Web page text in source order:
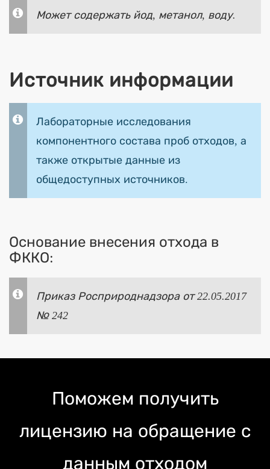
Может содержать йод, метанол, воду.
Источник информации
Лабораторные исследования
компонентного состава проб отходов, а
также открытые данные из
общедоступных источников.
Основание внесения отхода в
ФККО:
Приказ Росприроднадзора от 22.05.2017
№ 242
Поможем получить
лицензию на обращение с
данным отходом